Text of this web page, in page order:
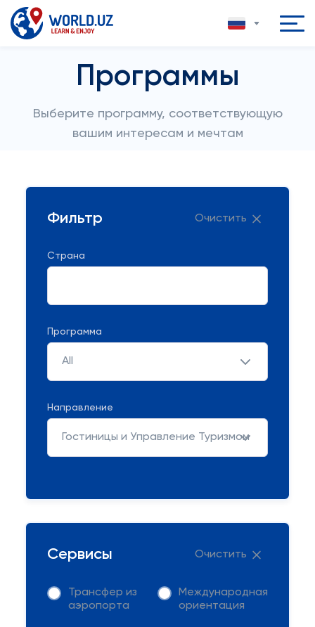
Программы
Выберите программу, соответствующую
вашим интересам и мечтам
Фильтр Очистить
Страна
Программа
All
Направление
Гостиницы и Управление Туризмом
Сервисы Очистить
Трансфер из
аэропорта
Международная
ориентация